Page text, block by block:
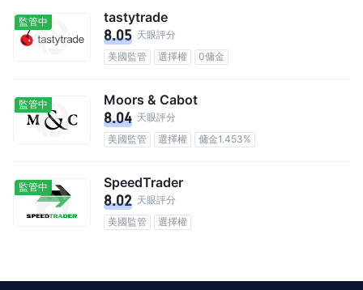
監管中 tastytrade
8.05 天眼評分
美國監管
選擇權 0傭金
監管中 Moors & Cabot
8.04 天眼評分
美國監管
選擇權 傭金1.453%
監管中 SpeedTrader
8.02 天眼評分
美國監管
選擇權